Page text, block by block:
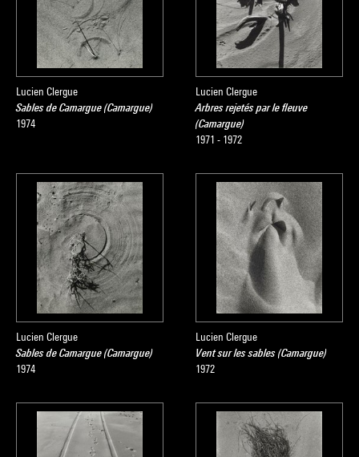
Lucien Clergue
Sables de Camargue (Camargue)
1974
Lucien Clergue
Arbres rejetés par le fleuve
(Camargue)
1971 - 1972
Lucien Clergue
Sables de Camargue (Camargue)
1974
Lucien Clergue
Vent sur les sables (Camargue)
1972